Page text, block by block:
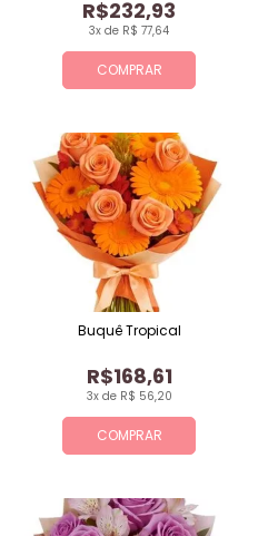
COMPRAR
3x de R$ 77,64
R$232,93
COMPRAR
3x de R$ 56,20
R$168,61
Buquê Tropical